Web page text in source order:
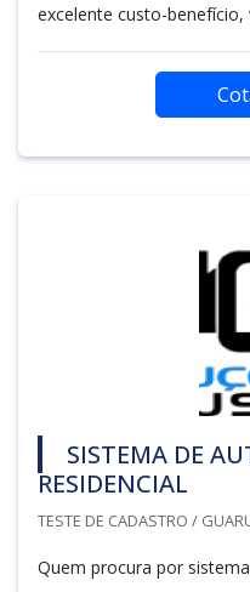
excelente custo-benefício,
SISTEMA DE
RESIDENCIAL
TESTE DE CADASTRO /
Quem procura por